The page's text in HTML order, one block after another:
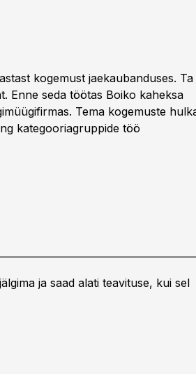
kogemust jaekaubanduses. Ta
Enne seda töötas Boiko kaheksa
Tema kogemuste
kategooriagruppide töö
ja saad alati teavituse, kui sel